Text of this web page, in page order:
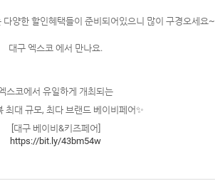
다양한 할인혜택들이 준비되어있으니 많이 구경오세요~
대구 엑스코 에서 만나요.
스코에서 유일하게 개최되는
최대 규모, 최다 브랜드 베이비페어✨
[대구 베이비&키즈페어]
https://bit.ly/43bm54w